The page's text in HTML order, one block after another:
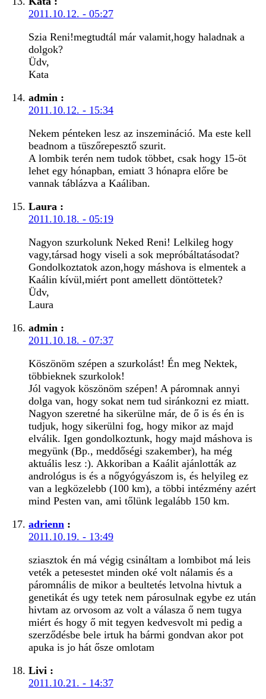
2011.10.12. - 05:27
Szia Reni!megtudtál már valamit,hogy haladnak a
dolgok?
Üdv,
Kata
admin :
2011.10.12. - 15:34
Nekem pénteken lesz az inszemináció. Ma este kell
beadnom a tüszőrepesztő szurit.
A lombik terén nem tudok többet, csak hogy 15-öt
lehet egy hónapban, emiatt 3 hónapra előre be
vannak táblázva a Kaáliban.
Laura :
2011.10.18. - 05:19
Nagyon szurkolunk Neked Reni! Lelkileg hogy
vagy,társad hogy viseli a sok mepróbáltatásodat?
Gondolkoztatok azon,hogy máshova is elmentek a
Kaálin kívül,miért pont amellett döntöttetek?
Üdv,
Laura
admin :
2011.10.18. - 07:37
Köszönöm szépen a szurkolást! Én meg Nektek,
többieknek szurkolok!
Jól vagyok köszönöm szépen! A páromnak annyi
dolga van, hogy sokat nem tud siránkozni ez miatt.
Nagyon szeretné ha sikerülne már, de ő is és én is
tudjuk, hogy sikerülni fog, hogy mikor az majd
elválik. Igen gondolkoztunk, hogy majd máshova is
megyünk (Bp., meddőségi szakember), ha még
aktuális lesz :). Akkoriban a Kaálit ajánlották az
andrológus is és a nőgyógyászom is, és helyileg ez
van a legközelebb (100 km), a többi intézmény azért
mind Pesten van, ami tőlünk legalább 150 km.
adrienn :
2011.10.19. - 13:49
sziasztok én má végig csináltam a lombibot má leis
veték a petesestet minden oké volt nálamis és a
páromnális de mikor a beultetés letvolna hivtuk a
genetikát és ugy tetek nem párosulnak egybe ez után
hivtam az orvosom az volt a válasza ő nem tugya
miért és hogy ő mit tegyen kedvesvolt mi pedig a
szerződésbe bele irtuk ha bármi gondvan akor pot
apuka is jo hát ősze omlotam
Livi :
2011.10.21. - 14:37